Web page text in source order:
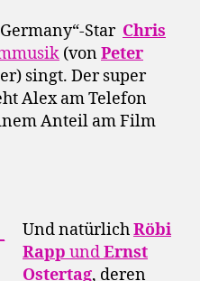
Star Chris
(vonPeter
singt. Der super
Alex am Telefon
Anteil am Film
Und natürlichRöbi
Rapp undErnst
Ostertag, deren